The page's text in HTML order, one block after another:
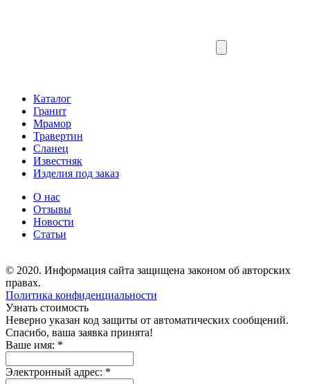
Каталог
Гранит
Мрамор
Травертин
Сланец
Известняк
Изделия под заказ
О нас
Отзывы
Новости
Статьи
© 2020. Информация сайта защищена законом об авторских
правах.
Политика конфиденциальности
Узнать стоимость
Неверно указан код защиты от автоматических сообщений.
Спасибо, ваша заявка принята!
Ваше имя: *
Электронный адрес: *